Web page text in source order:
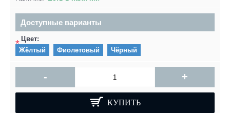
Доступные варианты
* Цвет:
Жёлтый
Фиолетовый Чёрный
- +
КУПИТЬ